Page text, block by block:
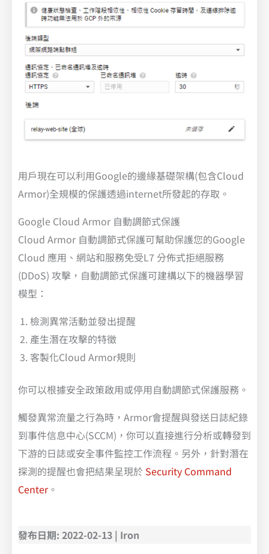
用戶現在可以利用Google的邊緣基礎架構(包含Cloud
Armor)全規模的保護透過internet所發起的存取。
Google Cloud Armor 自動調節式保護
Cloud Armor 自動調節式保護可幫助保護您的Google
Cloud 應用、網站和服務免受L7 分佈式拒絕服務
(DDoS) 攻擊，自動調節式保護可建構以下的機器學習
模型：
檢測異常活動並發出提醒
產生潛在攻擊的特徵
客製化Cloud Armor規則
你可以根據安全政策啟用或停用自動調節式保護服務。
觸發異常流量之行為時，Armor會提醒與發送日誌紀錄
到事件信息中心(SCCM)，你可以直接進行分析或轉發到
下游的日誌或安全事件監控工作流程。另外，針對潛在
探測的提醒也會把結果呈現於 Security Command
Center。
發布日期: 2022-02-13 | Iron